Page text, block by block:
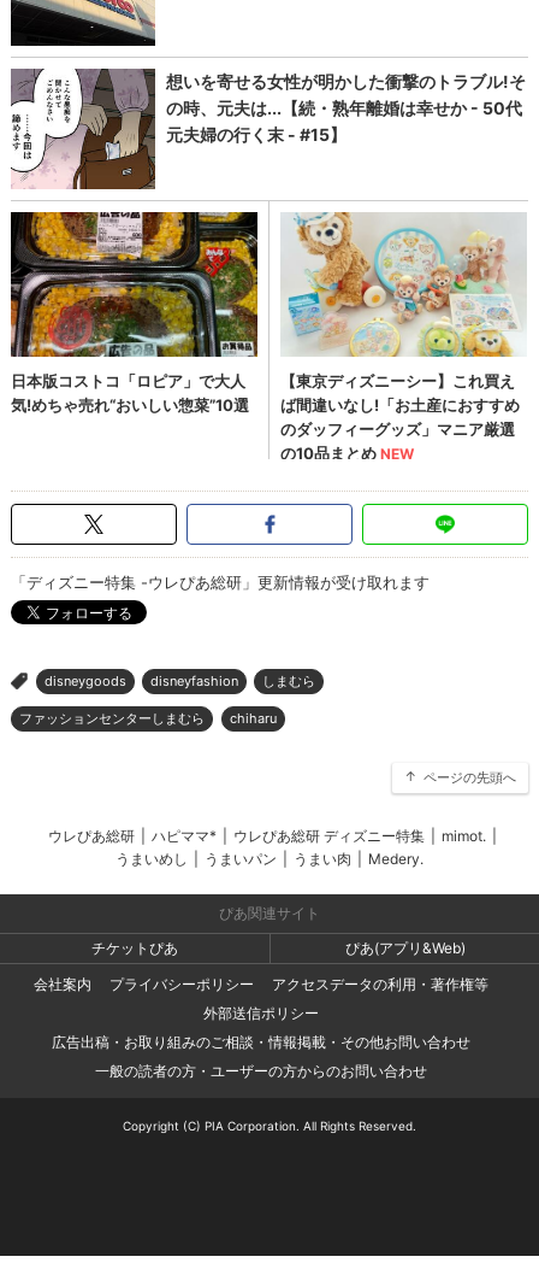
「ディズニー特集 -ウレぴあ総研」更新情報が受け取れます
> disneygoods disneyfashion しまむら
ファッションセンターしまむら chiharu
ページの先頭へ
ウレぴあ総研 ハピママ* ウレぴあ総研 ディズニー特集 mimot.
うまいめし
うまいパン うまい肉 Medery.
ぴあ関連サイト
チケットぴあ
ぴあ(アプリ&Web)
会社案内
プライバシーポリシー
アクセスデータの利用・著作権等
外部送信ポリシー
広告出稿・お取り組みのご相談・情報掲載・その他お問い合わせ
一般の読者の方・ユーザーの方からのお問い合わせ
Copyright (C) PIA Corporation. All Rights Reserved.